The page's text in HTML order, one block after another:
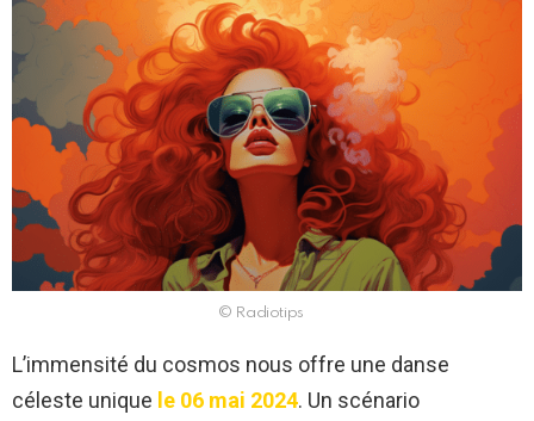
© Radiotips
L’immensité du cosmos nous offre une danse
céleste unique le 06 mai 2024. Un scénario